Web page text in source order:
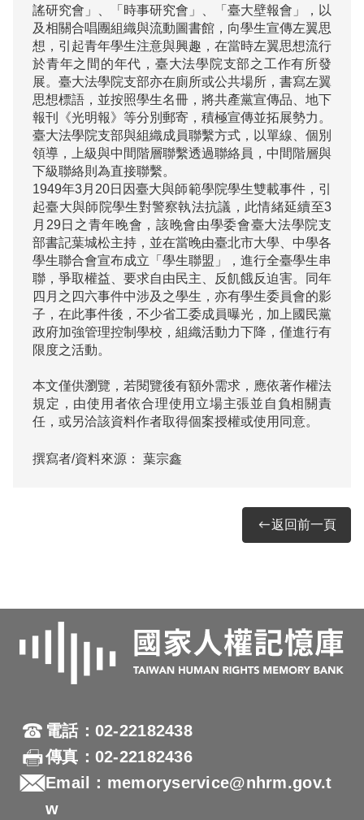
謠研究會」、「時事研究會」、「臺大壁報會」，以
及相關合唱團組織與流動圖書館，向學生宣傳左翼思
想，引起青年學生注意與興趣，在當時左翼思想流行
於青年之間的年代，臺大法學院支部之工作有所發
展。臺大法學院支部亦在廁所或公共場所，書寫左翼
思想標語，並按照學生名冊，將共產黨宣傳品、地下
報刊《光明報》等分別郵寄，積極宣傳並拓展勢力。
臺大法學院支部與組織成員聯繫方式，以單線、個別
領導，上級與中間階層聯繫透過聯絡員，中間階層與
下級聯絡則為直接聯繫。
1949年3月20日因臺大與師範學院學生雙載事件，引
起臺大與師院學生對警察執法抗議，此情緒延續至3
月29日之青年晚會，該晚會由學委會臺大法學院支
部書記葉城松主持，並在當晚由臺北市大學、中學各
學生聯合會宣布成立「學生聯盟」，進行全臺學生串
聯，爭取權益、要求自由民主、反飢餓反迫害。同年
四月之四六事件中涉及之學生，亦有學生委員會的影
子，在此事件後，不少省工委成員曝光，加上國民黨
政府加強管理控制學校，組織活動力下降，僅進行有
本文僅供瀏覽，若閱覽後有額外需求，應依著作權法
規定，由使用者依合理使用立場主張並自負相關責
任，或另洽該資料作者取得個案授權或使用同意。
撰寫者/資料來源： 葉宗鑫
返回前一頁
電話：02-22182438
傳真：02-22182436
Email：memoryservice@nhrm.gov.t
w